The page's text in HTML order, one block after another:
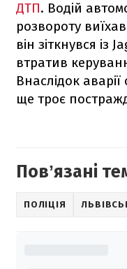
ДТП. Водій
розвороту
він зіткнувся із
втратив
Внаслідок
ще троє
Повʼязані
ПОЛІЦІЯ